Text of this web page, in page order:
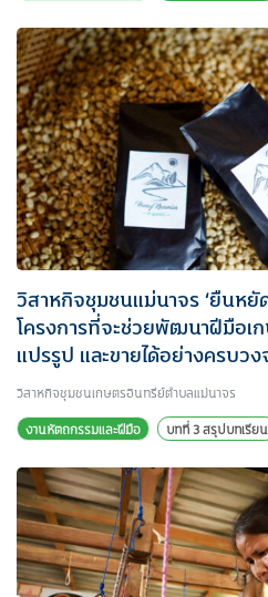
วิสาหกิจชุมชนแม่นาจร ‘ยืนหยั
โครงการที่จะช่วยพัฒนาฝีมือเ
แปรรูป และขายได้อย่างครบวง
วิสาหกิจชุมชนเกษตรอินทรีย์ตำบลแม่นาจร
งานหัตถกรรมและฝีมือ
บทที่ 3 สรุปบทเรียน